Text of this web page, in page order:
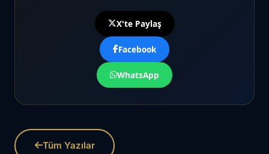
X'te Paylaş
Facebook
WhatsApp
Tüm Yazılar